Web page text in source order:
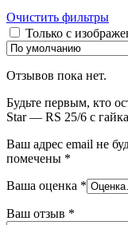
Очистить фильтры
Только с
Отзывов пока нет.
Будьте первым, кто
Star — RS 25/6 с
Ваш адрес email не
помечены *
Ваша оценка *
Ваш отзыв *